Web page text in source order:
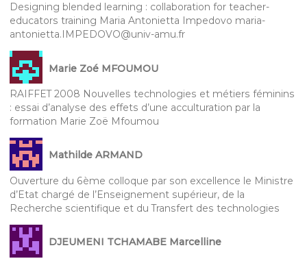
Designing blended learning : collaboration for teacher-
educators training Maria Antonietta Impedovo maria-
antonietta.IMPEDOVO@univ-amu.fr
Marie Zoé MFOUMOU
RAIFFET 2008 Nouvelles technologies et métiers féminins
: essai d’analyse des effets d’une acculturation par la
formation Marie Zoë Mfoumou
Mathilde ARMAND
Ouverture du 6ème colloque par son excellence le Ministre
d’Etat chargé de l’Enseignement supérieur, de la
Recherche scientifique et du Transfert des technologies
DJEUMENI TCHAMABE Marcelline